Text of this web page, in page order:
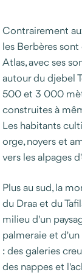
Contrairement
les Berbères
Atlas, avec ses
autour du djebel
500 et 3 000
construites à
Les habitants
orge, noyers et
vers les alpages
Plus au sud, la
du Draa et du
milieu d'un
palmeraie et
: des galeries
des nappes et